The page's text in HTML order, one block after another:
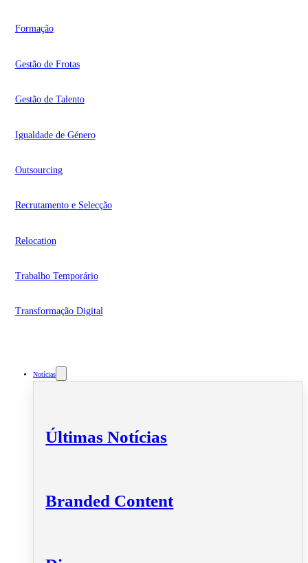
Formação
Gestão de Frotas
Gestão de Talento
Igualdade de Género
Outsourcing
Recrutamento e Selecção
Relocation
Trabalho Temporário
Transformação Digital
Notícias
Últimas Notícias
Branded Content